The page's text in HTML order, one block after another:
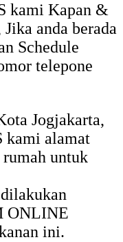
kami Kapan &
anda berada
Schedule
telepone
Jogjakarta,
kami alamat
untuk
ONLINE
ini.